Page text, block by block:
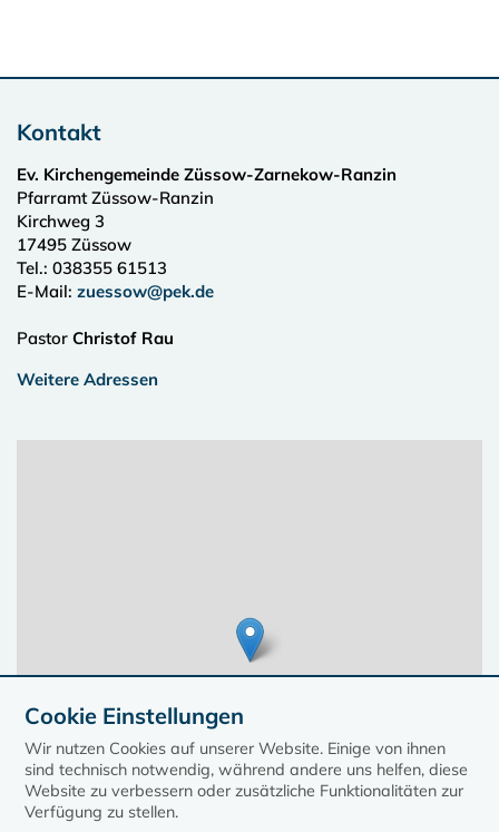
Kontakt
Ev. Kirchengemeinde Züssow-Zarnekow-Ranzin
Pfarramt Züssow-Ranzin
Kirchweg 3
17495 Züssow
Tel.: 038355 61513
E-Mail: zuessow@pek.de
Pastor Christof Rau
Weitere Adressen
Cookie Einstellungen
Wir nutzen Cookies auf unserer Website. Einige von ihnen
sind technisch notwendig, während andere uns helfen, diese
Website zu verbessern oder zusätzliche Funktionalitäten zur
Verfügung zu stellen.